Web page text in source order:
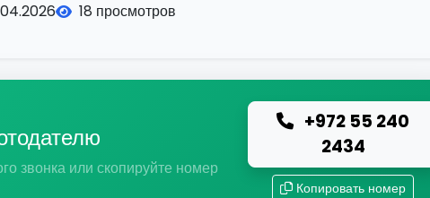
18 просмотров
звонка или скопируйте номер
+972 55 240
2434
Копировать номер